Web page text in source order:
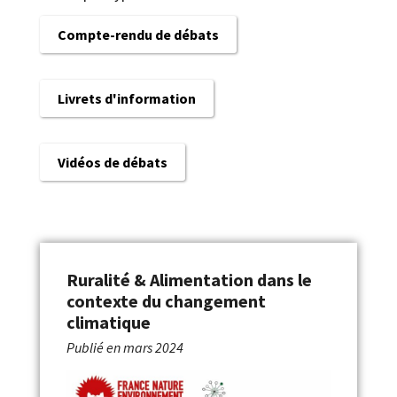
Compte-rendu de débats
Livrets d'information
Vidéos de débats
Ruralité & Alimentation dans le
contexte du changement
climatique
Publié enmars 2024